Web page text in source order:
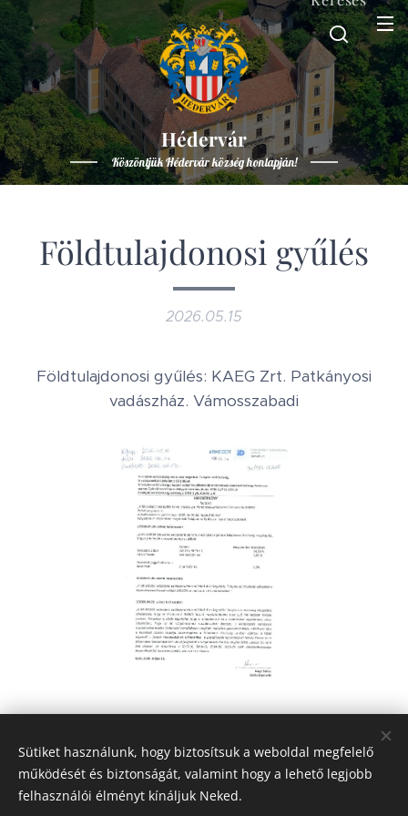
Hédervár
Köszöntjük Hédervár község honlapján!
Földtulajdonosi gyűlés
2026.05.15
Földtulajdonosi gyűlés: KAEG Zrt. Patkányosi
vadászház. Vámosszabadi
Sütiket használunk, hogy biztosítsuk a weboldal megfelelő
működését és biztonságát, valamint hogy a lehető legjobb
felhasználói élményt kínáljuk Neked.